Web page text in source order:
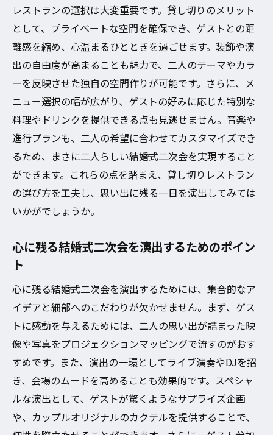
心に残る演出を実現するためのヒント
結婚式二次会貸し切りで大阪市北区と豊中市の
魅力を最大限に活用
地域の特性を活かした二次会の演出
大阪市北区の文化を感じるレストラン選び
豊中市ならではのアットホームな雰囲気
地元食材を活かしたスペシャルメニュー
歴史とモダンが融合する空間演出
ゲストにも地域の魅力を伝えるアイディア
レストランの選択は大変重要です。貸し切りのメリット
として、プライベートな空間を確保でき、ゲストとの距
離感を縮め、心温まるひとときを過ごせます。装飾や演
出の自由度が高まることも魅力で、二人のテーマやカラ
ーを反映させた独自の空間作りが可能です。さらに、メ
ニュー選択の幅が広がり、ゲストの好みに応じた特別な
料理やドリンクを提供できる点も見逃せません。音楽や
進行プランも、二人の希望に合わせてカスタマイズでき
るため、まさに二人らしい結婚式二次会を実現すること
ができます。これらの点を踏まえ、貸し切りレストラン
の選び方を工夫し、思い出に残る一日を演出してみては
いかがでしょうか。
心に残る結婚式二次会を演出するためのポイン
ト
心に残る結婚式二次会を演出するためには、集合的なア
イデアと細部へのこだわりが欠かせません。まず、ゲス
トに感動を与えるためには、二人の思い出が詰まった映
像や写真をプロジェクションマッピングで流すのがおす
すめです。また、演出の一環としてライブ演奏やDJを招
き、会場のムードを高めることも効果的です。スペシャ
ルな演出として、ゲストが驚くようなサプライズ企画
や、カップルオリジナルのカクテルを提供することで、